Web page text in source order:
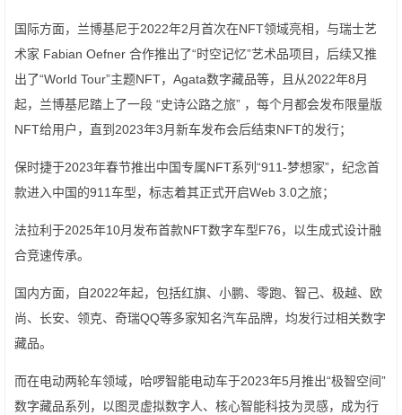
国际方面，兰博基尼于2022年2月首次在NFT领域亮相，与瑞士艺
术家 Fabian Oefner 合作推出了“时空记忆”艺术品项目，后续又推
出了“World Tour”主题NFT，Agata数字藏品等，且从2022年8月
起，兰博基尼踏上了一段 “史诗公路之旅” ，每个月都会发布限量版
NFT给用户，直到2023年3月新车发布会后结束NFT的发行；
保时捷于2023年春节推出中国专属NFT系列“911-梦想家”，纪念首
款进入中国的911车型，标志着其正式开启Web 3.0之旅；
法拉利于2025年10月发布首款NFT数字车型F76，以生成式设计融
合竞速传承。
国内方面，自2022年起，包括红旗、小鹏、零跑、智己、极越、欧
尚、长安、领克、奇瑞QQ等多家知名汽车品牌，均发行过相关数字
藏品。
而在电动两轮车领域，哈啰智能电动车于2023年5月推出“极智空间”
数字藏品系列，以图灵虚拟数字人、核心智能科技为灵感，成为行